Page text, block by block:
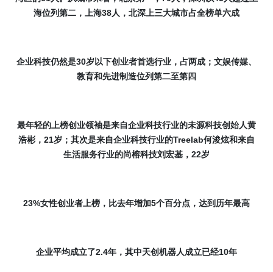
海位列第二，上海38人，北深上三大城市占全榜单六成
企业科技仍然是30岁以下创业者首选行业，占两成；文娱传媒、
教育和先进制造位列第二至第四
最年轻的上榜创业领袖是来自企业科技行业的未源科技创始人黄
浩彬， 21岁；其次是来自企业科技行业的Treelab何浚炫和来自
生活服务行业的尚榕科技刘宏基， 22岁
23%女性创业者上榜，比去年增加5个百分点，达到历年最高
企业平均成立了2.4年，其中天创机器人成立已经10年